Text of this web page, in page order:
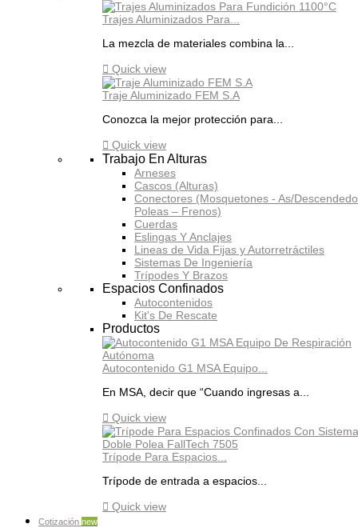
Trajes Aluminizados Para...
La mezcla de materiales combina la...
 Quick view
Traje Aluminizado FEM S.A
Conozca la mejor protección para...
 Quick view
Trabajo En Alturas
Arneses
Cascos (Alturas)
Conectores (Mosquetones - As/
Poleas – Frenos)
Cuerdas
Eslingas Y Anclajes
Lineas de Vida Fijas y Autorretráctiles
Sistemas De Ingeniería
Trípodes Y Brazos
Espacios Confinados
Autocontenidos
Kit's De Rescate
Productos
Autocontenido G1 MSA Equipo...
En MSA, decir que “Cuando ingresas a...
 Quick view
Trípode Para Espacios...
Trípode de entrada a espacios...
 Quick view
Cotización new